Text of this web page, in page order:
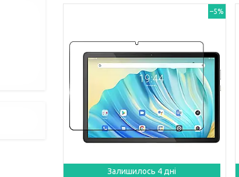
–5%
Залишилось 4 дні